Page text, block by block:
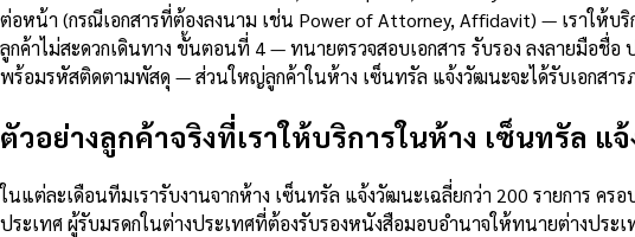
ต่อหน้า (กรณีเอกสารที่ต้องลงนาม เช่น Power of Attorney, Affidavit) — เราให้
ลูกค้าไม่สะดวกเดินทาง ขั้นตอนที่ 4 — ทนายตรวจสอบเอกสาร รับรอง ลงลายมือชื่
พร้อมรหัสติดตามพัสดุ — ส่วนใหญ่ลูกค้าในห้าง เซ็นทรัล แจ้งวัฒนะจะได้รับเอกสาร
ตัวอย่างลูกค้าจริงที่เราให้บริการในห้าง เซ็นทรัล แ
ในแต่ละเดือนทีมเรารับงานจากห้าง เซ็นทรัล แจ้งวัฒนะเฉลี่ยกว่า 200 รายการ ค
ประเทศ ผู้รับมรดกในต่างประเทศที่ต้องรับรองหนังสือมอบอำนาจให้ทนายต่างประ